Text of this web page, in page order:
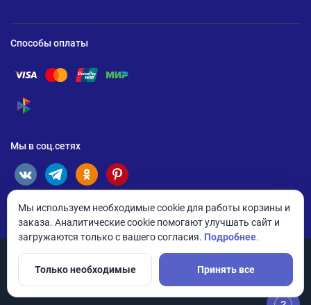
Способы оплаты
Помощь по оплате Visa
Помощь по оплате Mastercard
Помощь по оплате UnionPay
Помощь по оплате Мир
Помощь по оплате СБП
Мы в соц.сетях
© 2026 ANDPRO / ООО «АНД-Системс»
Мы используем необходимые cookie для работы корзины и
заказа. Аналитические cookie помогают улучшать сайт и
загружаются только с вашего согласия. Подробнее.
Только необходимые Принять все